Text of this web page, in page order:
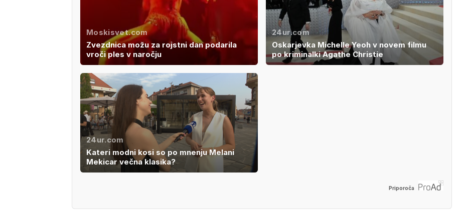
Moskisvet.com
Zvezdnica možu za rojstni dan podarila
vroči ples v naročju
24ur.com
Oskarjevka Michelle Yeoh v novem filmu
po kriminalki Agathe Christie
24ur.com
Kateri modni kosi so po mnenju Melani
Mekicar večna klasika?
Priporoča